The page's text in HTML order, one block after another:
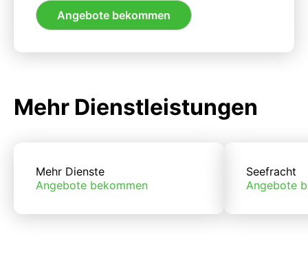
Angebote bekommen
Mehr Dienstleistungen
Mehr Dienste
Angebote bekommen
Seefracht
Angebote